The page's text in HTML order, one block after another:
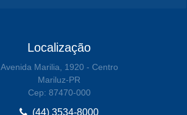
Localização
Avenida Marilia, 1920 - Centro
Mariluz-PR
Cep: 87470-000
(44) 3534-8000